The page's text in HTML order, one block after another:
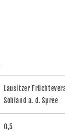
Lausitzer
Sohland a. d. Spree
0,5